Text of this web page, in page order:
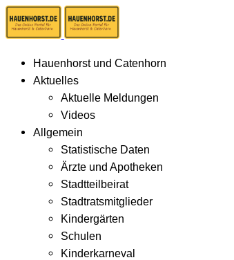
Hauenhorst und Catenhorn
Aktuelles
Aktuelle Meldungen
Videos
Allgemein
Statistische Daten
Ärzte und Apotheken
Stadtteilbeirat
Stadtratsmitglieder
Kindergärten
Schulen
Kinderkarneval